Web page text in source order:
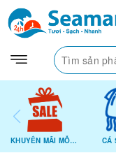
KHUYẾN MÃI MỖI NGÀY CÁ